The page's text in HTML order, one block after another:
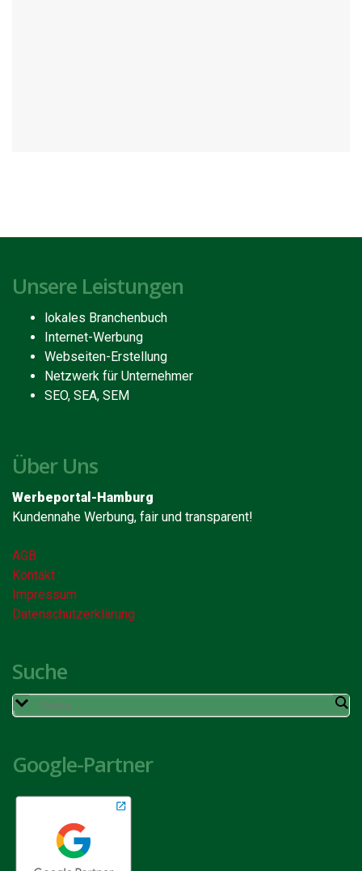
Unsere Leistungen
lokales Branchenbuch
Internet-Werbung
Webseiten-Erstellung
Netzwerk für Unternehmer
SEO, SEA, SEM
Über Uns
Werbeportal-Hamburg
Kundennahe Werbung, fair und transparent!
AGB
Kontakt
Impressum
Datenschutzerklärung
Suche
Google-Partner